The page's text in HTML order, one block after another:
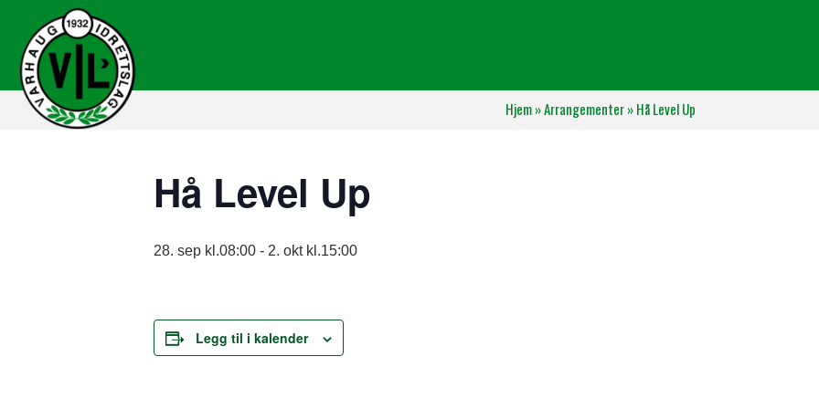
Hjem»Arrangementer»Hå Level Up
Hå Level Up
28. sep kl.08:00 - 2. okt kl.15:00
Legg til i kalender